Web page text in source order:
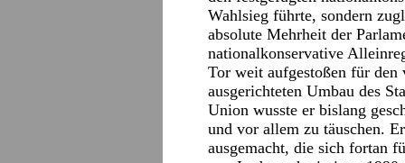
Wahlsieg führte, sondern
absolute Mehrheit der
nationalkonservative
Tor weit aufgestoßen für den
ausgerichteten Umbau des
Union wusste er bislang
und vor allem zu täuschen.
ausgemacht, die sich fortan